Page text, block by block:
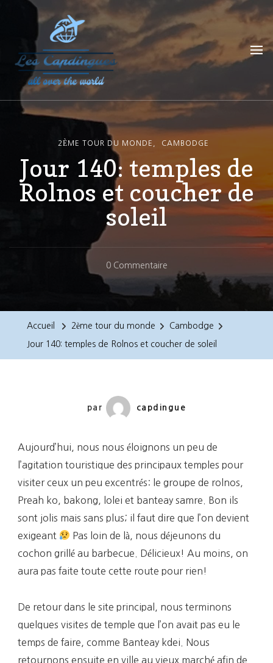
Les Capdingues
blog de voyage
2ÈME TOUR DU MONDE CAMBODGE
Jour 140: temples de
Rolnos et coucher de
soleil
0 CommentaireSur
Jour
De
Accueil 2ème tour du monde Cambodge
Jour 140: temples de Rolnos et coucher de soleil
par capdingue
Aujourd’hui, nous nous éloignons un peu de
l’agitation touristique des principaux temples pour
visiter ceux un peu excentrés: le groupe de rolnos,
Preah ko, bakong, lolei et banteay samre. Bon ils
sont jolis mais sans plus; il faut dire que l’on devient
exigeant
Pas loin de là, nous déjeunons du
cochon grillé au barbecue. Délicieux! Au moins, on
aura pas faite toute cette route pour rien!
De retour dans le site principal, nous terminons
quelques visites de temple que l’on avait pas eu le
temps de faire, comme Banteay kdei. Nous
retournons ensuite en ville au vieux marché afin de